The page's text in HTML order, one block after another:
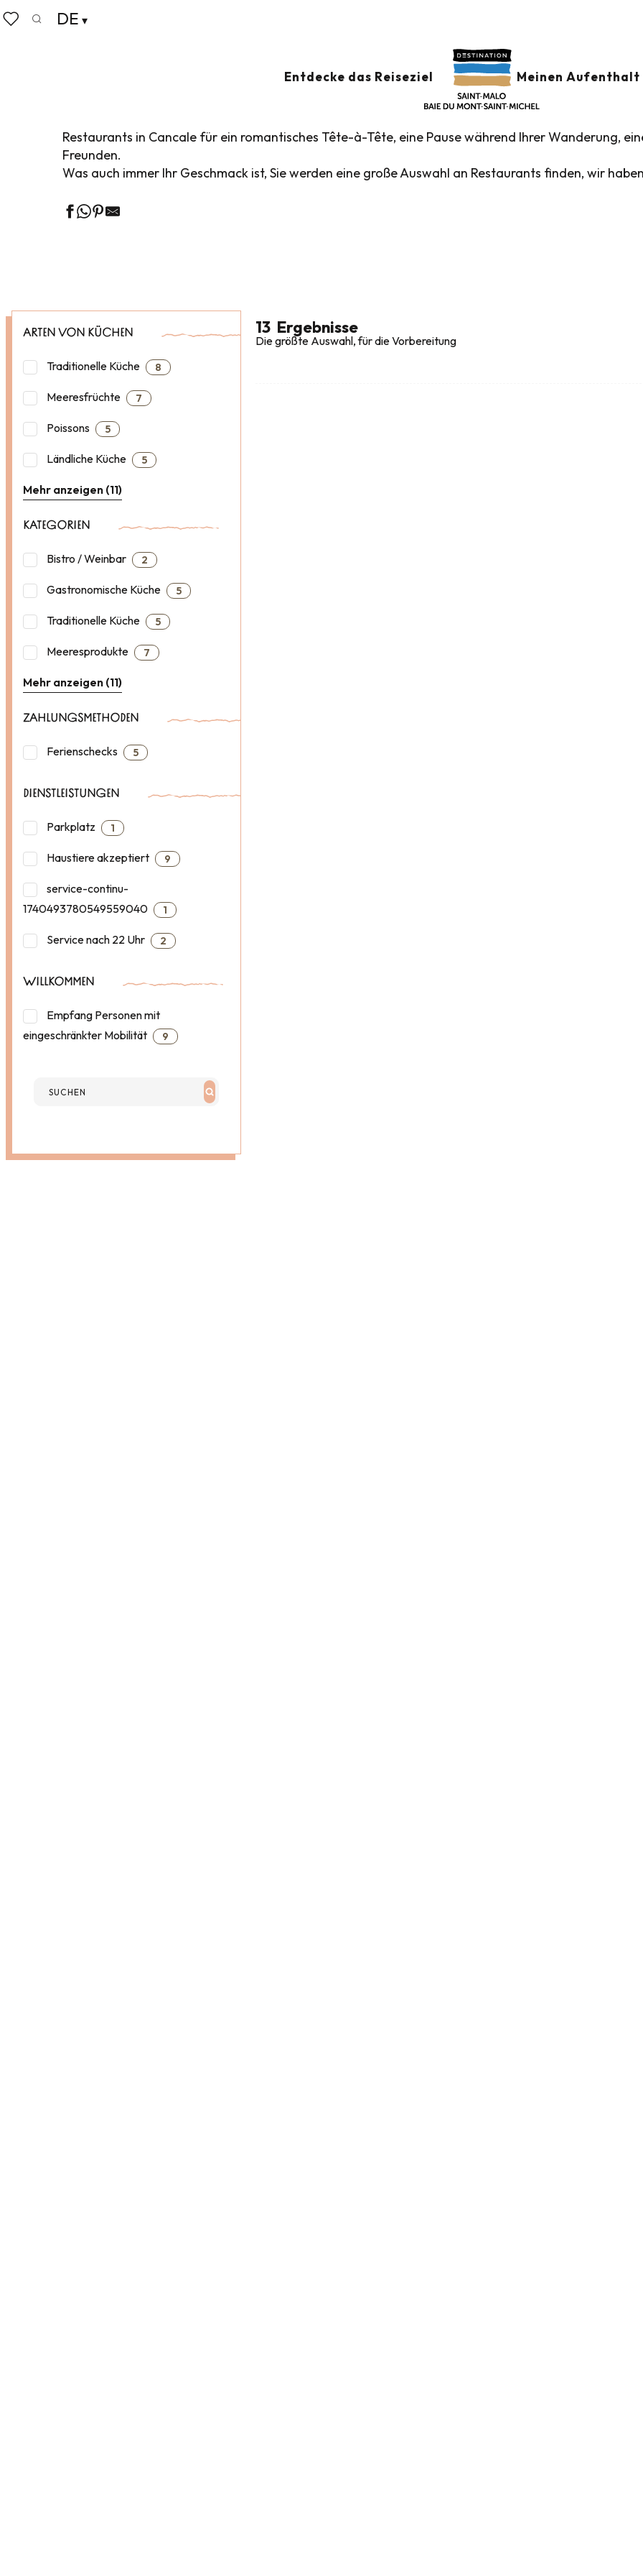
Aller
au
DE
Entdecke das Reiseziel Meinen
Startseite
RESTAURANTS CANCALE Ajouter aux
Restaurants in Cancale für ein romantisches Tête-à-Tête, eine Pause während Ihrer Wanderung,
Freunden.
Was auch immer Ihr Geschmack ist, Sie werden eine große Auswahl an Restaurants finden, wir
ARTEN VON KÜCHEN
Traditionelle Küche 8
Meeresfrüchte 7
Poissons 5
Ländliche Küche 5
Mehr anzeigen (11)
KATEGORIEN
Bistro / Weinbar 2
Gastronomische Küche 5
Traditionelle Küche 5
Meeresprodukte 7
Mehr anzeigen (11)
ZAHLUNGSMETHODEN
Ferienschecks 5
DIENSTLEISTUNGEN
Parkplatz 1
Haustiere akzeptiert 9
service-continu-
1740493780549559040
1
Service nach 22 Uhr 2
WILLKOMMEN
Empfang Personen mit
eingeschränkter Mobilität
9
13 Ergebnisse
Die größte Auswahl, für die Vorbereitung